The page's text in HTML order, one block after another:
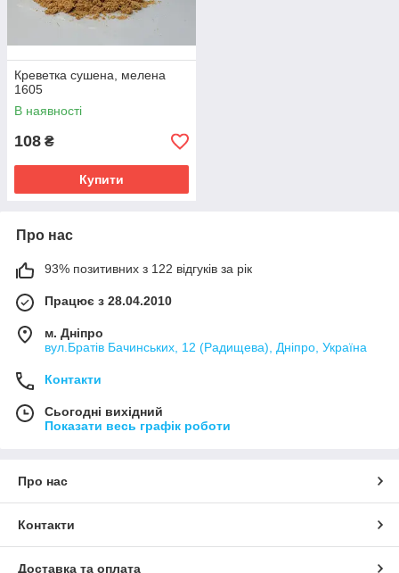
Креветка сушена, мелена
1605
В наявності
108 ₴
Купити
Про нас
93% позитивних з 122 відгуків за рік
Працює з 28.04.2010
м. Дніпро
вул.Братів Бачинських, 12 (Радищева), Дніпро, Україна
Контакти
Сьогодні вихідний
Показати весь графік роботи
Про нас
Контакти
Доставка та оплата